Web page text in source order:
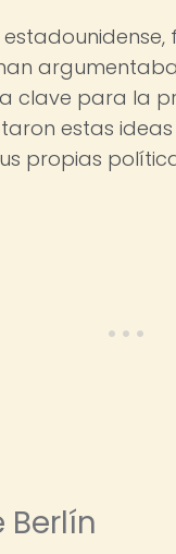
clave para la
estas
propias
Berlín